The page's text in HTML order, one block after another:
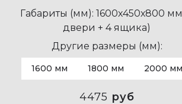
Габариты (мм): 1600х450х800
двери + 4 ящика)
Другие размеры (мм):
1600 мм 1800 мм 2000 мм
4475 руб